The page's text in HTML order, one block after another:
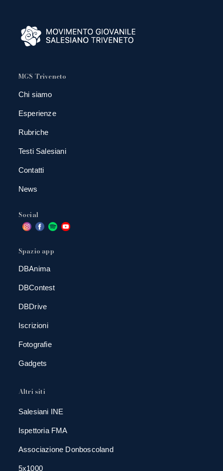
MGS Triveneto
Chi siamo
Esperienze
Rubriche
Testi Salesiani
Contatti
News
Social
Spazio app
DBAnima
DBContest
DBDrive
Iscrizioni
Fotografie
Gadgets
Altri siti
Salesiani INE
Ispettoria FMA
Associazione Donboscoland
5x1000